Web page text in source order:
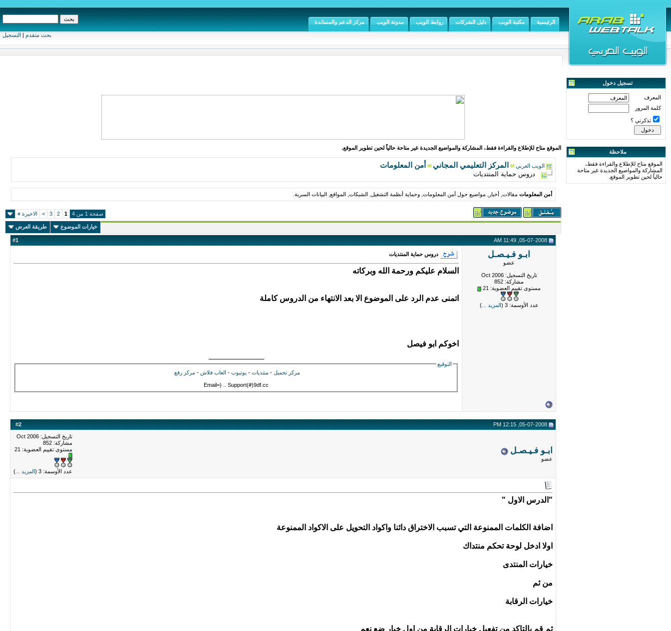
بحث متقدم | التسجيل
الرئيسية مكتبة الويب دليل الشركات روابط الويب مدونة الويب مركز الدعم والمساندة
تسجيل دخول
المعرف
كلمة المرور
تذكرني ؟
ملاحظة
الموقع متاح للإطلاع والقراءة فقط،
المشاركة والمواضيع الجديدة غير متاحة
حالياً لحين تطوير الموقع.
الموقع متاح للإطلاع والقراءة فقط، المشاركة والمواضيع الجديدة غير متاحة حالياً لحين تطوير الموقع.
الويب العربي المركز التعليمي المجاني أمن المعلومات
دروس حماية المنتديات
أمن المعلومات مقالات, أخبار, مواضيع حول أمن المعلومات, وحماية أنظمة التشغيل, الشبكات, المواقع, البيانات السرية.
صفحة 1 من 4 1
2
3
> الاخيرة »
خيارات الموضوع طريقة العرض
#1
ابـو فـيـصـل
عضو
تاريخ التسجيل: Oct 2006
مشاركة: 852
مستوى تقييم العضوية: 21
عدد الأوسمة: 3 ( المزيد ...)
دروس حماية المنتديات
السلام عليكم ورحمة الله وبركاته
اتمنى عدم الرد على الموضوع الا بعد الانتهاء من الدروس كاملة
اخوكم ابو فيصل
التوقيع
مركز تحميل - منتديات - يوتيوب- العاب فلاش- مركز رفع
Email=) .. Support(#)9df.cc
#2
ابـو فـيـصـل
عضو
تاريخ التسجيل: Oct 2006
مشاركة: 852
مستوى تقييم العضوية: 21
عدد الأوسمة: 3 ( المزيد ... )
"الدرس الاول "
اضافة الكلمات الممنوعة التي تسبب الاختراق دائنا واكواد التحويل على الاكواد الممنوعة
اولا ادخل لوحة تحكم منتداك
خيارات المنتدى
من ثم
خيارات الرقابة
ثم قم بالتاكد من تفعيل خيارات الرقابة من اول خيار ضع نعم